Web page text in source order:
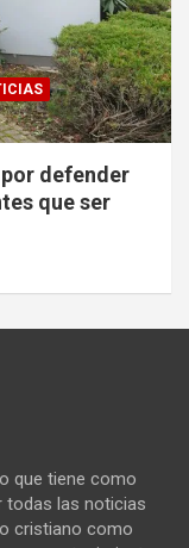
defender
que ser
que tiene como
todas las noticias
cristiano como